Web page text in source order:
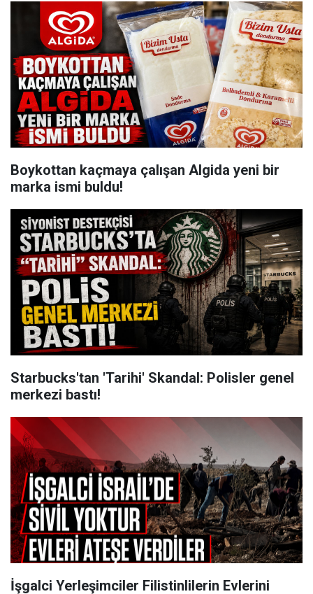
Boykottan kaçmaya çalışan Algida yeni bir
marka ismi buldu!
Starbucks'tan 'Tarihi' Skandal: Polisler genel
merkezi bastı!
İşgalci Yerleşimciler Filistinlilerin Evlerini